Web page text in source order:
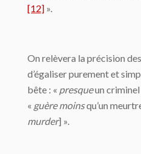
[12] ».
On relèvera la précision
d’égaliser purement et
bête : « presqueun criminel
« guère moinsqu’un
murder] ».